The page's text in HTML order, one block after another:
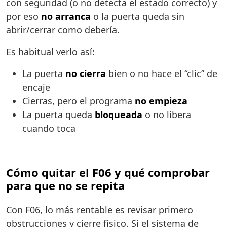
con seguridad (o no detecta el estado correcto) y
por eso no arranca o la puerta queda sin
abrir/cerrar como debería.
Es habitual verlo así:
La puerta no cierra bien o no hace el “clic” de
encaje
Cierras, pero el programa no empieza
La puerta queda bloqueada o no libera
cuando toca
Cómo quitar el F06 y qué comprobar
para que no se repita
Con F06, lo más rentable es revisar primero
obstrucciones y cierre físico. Si el sistema de